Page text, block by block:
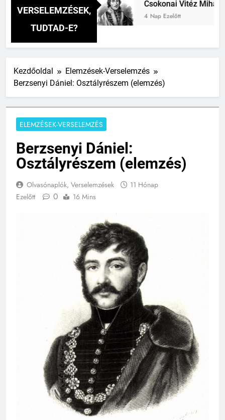
VERSELEMZÉSEK,
TUDTAD-E?
Csokonai Vitéz Mihály: A
4 Nap Ezelőtt
Kezdőoldal
Elemzések-Verselemzés
Berzsenyi Dániel: Osztályrészem (elemzés)
ELEMZÉSEK-VERSELEMZÉS
Berzsenyi Dániel:
Osztályrészem (elemzés)
Olvasónaplók, Verselemzések
11 Hónap
Ezelőtt
0 16 Mins